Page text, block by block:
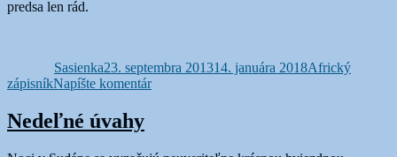
predsa len rád.
Sasienka23. septembra 201314. januára 2018Africký
zápisníkNapíšte komentárk
Nedeľné úvahy